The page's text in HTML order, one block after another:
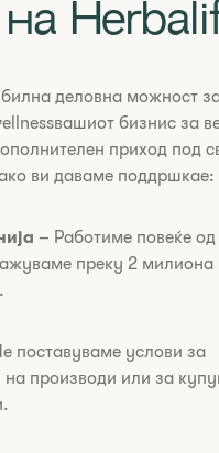
деловна можност
бизнис за
приход под
ви даваме поддршкае:
– Работиме повеќе
преку 2 милиона
поставуваме услови за
производи или за